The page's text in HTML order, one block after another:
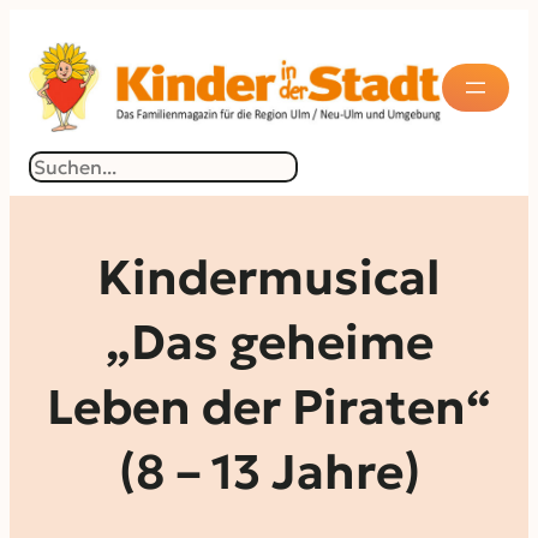
Inhalt
springen
Suchen
Kindermusical
„Das geheime
Leben der Piraten“
(8 – 13 Jahre)